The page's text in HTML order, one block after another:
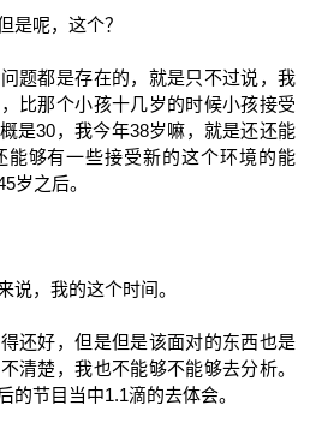
是呢，这个？
题都是存在的，就是只不过说，我
比那个小孩十几岁的时候小孩接受
是30，我今年38岁嘛，就是还还能
能够有一些接受新的这个环境的能
岁之后。
说，我的这个时间。
还好，但是但是该面对的东西也是
清楚，我也不能够不能够去分析。
的节目当中1.1滴的去体会。